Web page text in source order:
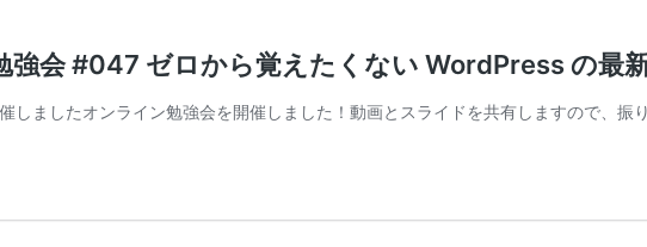
会 #047 ゼロから覚えたくない WordPress の最
しましたオンライン勉強会を開催しました！動画とスライドを共有しますので、振